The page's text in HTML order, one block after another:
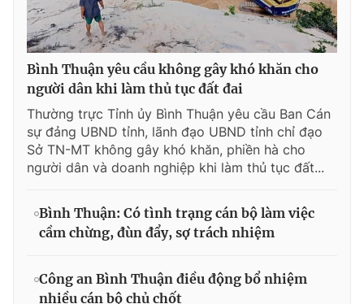
Bình Thuận yêu cầu không gây khó khăn cho
người dân khi làm thủ tục đất đai
Thường trực Tỉnh ủy Bình Thuận yêu cầu Ban Cán
sự đảng UBND tỉnh, lãnh đạo UBND tỉnh chỉ đạo
Sở TN-MT không gây khó khăn, phiền hà cho
người dân và doanh nghiệp khi làm thủ tục đất...
Bình Thuận: Có tình trạng cán bộ làm việc
cầm chừng, đùn đẩy, sợ trách nhiệm
Công an Bình Thuận điều động bổ nhiệm
nhiều cán bộ chủ chốt